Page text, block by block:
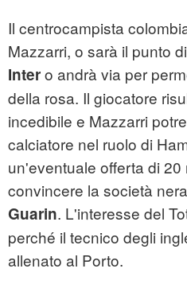
Il centrocampista
Mazzarri, o sarà il punto
Intero andrà via per
della rosa. Il giocatore
incedibile e Mazzarri
calciatore nel ruolo di
un'eventuale offerta di 20
convincere la società
Guarin. L'interesse del
perché il tecnico degli
allenato al Porto.